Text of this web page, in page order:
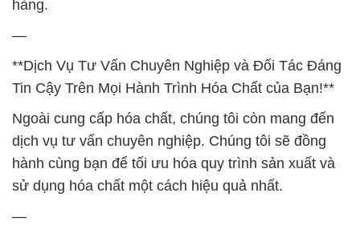
hàng.
—
**Dịch Vụ Tư Vấn Chuyên Nghiệp và Đối Tác Đáng
Tin Cậy Trên Mọi Hành Trình Hóa Chất của Bạn!**
Ngoài cung cấp hóa chất, chúng tôi còn mang đến
dịch vụ tư vấn chuyên nghiệp. Chúng tôi sẽ đồng
hành cùng bạn để tối ưu hóa quy trình sản xuất và
sử dụng hóa chất một cách hiệu quả nhất.
—